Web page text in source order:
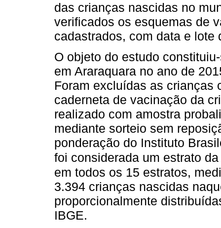
das crianças nascidas no
verificados os esquemas de
cadastrados, com data e
O objeto do estudo
em Araraquara no ano de
Foram excluídas as crianças
caderneta de vacinação da
realizado com amostra
mediante sorteio sem
ponderação do Instituto
foi considerada um estrato
em todos os 15 estratos,
3.394 crianças nascidas
proporcionalmente
IBGE.